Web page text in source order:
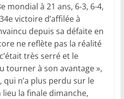
mondial à 21 ans, 6-3, 6-4,
victoire d’affilée à
depuis sa défaite en
ne reflète pas la réalité
très serré et le
tourner à son avantage »,
n’a plus perdu sur le
la finale dimanche,